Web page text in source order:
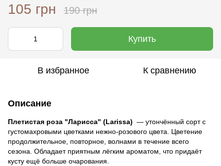
105 грн 190 грн
Купить
В избранное К сравнению
Описание
Плетистая роза "Ларисса" (Larissa) — утончённый сорт с
густомахровыми цветками нежно-розового цвета. Цветение
продолжительное, повторное, волнами в течение всего
сезона. Обладает приятным лёгким ароматом, что придаёт
кусту ещё больше очарования.